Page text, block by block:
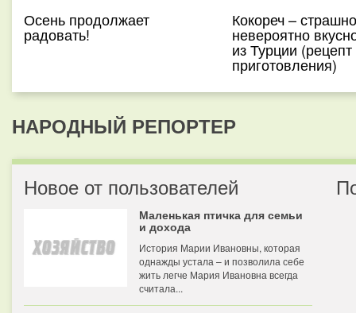
Осень продолжает
радовать!
Кокореч –
невероятно
из Турции (рецепт
приготовления)
НАРОДНЫЙ РЕПОРТЕР
Новое от пользователей
Маленькая птичка для семьи
и дохода
История Марии Ивановны, которая
однажды устала – и позволила себе
жить легче Мария Ивановна всегда
считала...